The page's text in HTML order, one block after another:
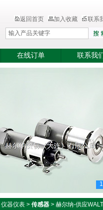
返回首页 加入收藏 联系
在线订单 联系我
1
仪器仪表 > 传感器 > 赫尔纳-供应